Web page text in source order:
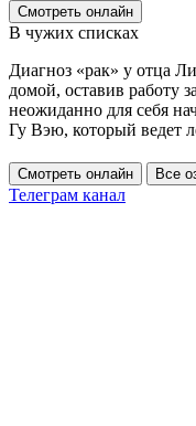
Смотреть онлайн
В чужих списках
Диагноз «рак» у отца
домой, оставив работу
неожиданно для себя
Гу Вэю, который ведет
Смотреть онлайн Все
Телеграм канал